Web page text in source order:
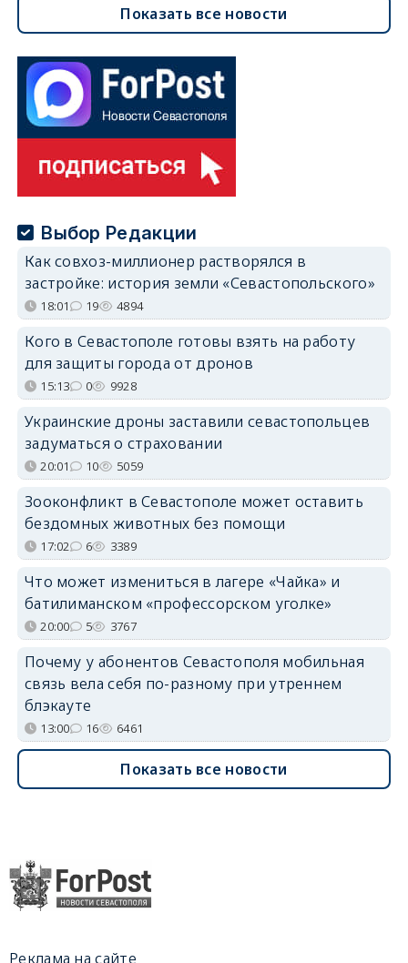
Показать все новости
Выбор Редакции
Как совхоз-миллионер растворялся в
застройке: история земли «Севастопольского»
18:01 19 4894
Кого в Севастополе готовы взять на работу
для защиты города от дронов
15:13 0 9928
Украинские дроны заставили севастопольцев
задуматься о страховании
20:01 10 5059
Зооконфликт в Севастополе может оставить
бездомных животных без помощи
17:02 6 3389
Что может измениться в лагере «Чайка» и
батилиманском «профессорском уголке»
20:00 5 3767
Почему у абонентов Севастополя мобильная
связь вела себя по-разному при утреннем
блэкауте
13:00 16 6461
Показать все новости
Реклама на сайте